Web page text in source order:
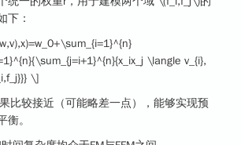
下：
\langle v_{i},
\]
果比较接近（可能略差一点），能够实现预
衡。